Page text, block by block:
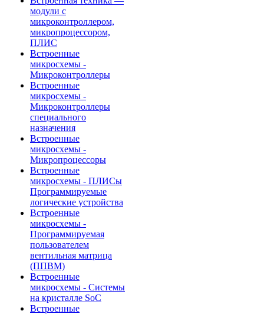
модули с
микроконтроллером,
микропроцессором,
ПЛИС
Встроенные
микросхемы -
Микроконтроллеры
Встроенные
микросхемы -
Микроконтроллеры
специального
назначения
Встроенные
микросхемы -
Микропроцессоры
Встроенные
микросхемы - ПЛИСы
Программируемые
логические устройства
Встроенные
микросхемы -
Программируемая
пользователем
вентильная матрица
(ППВМ)
Встроенные
микросхемы - Системы
на кристалле SoC
Встроенные